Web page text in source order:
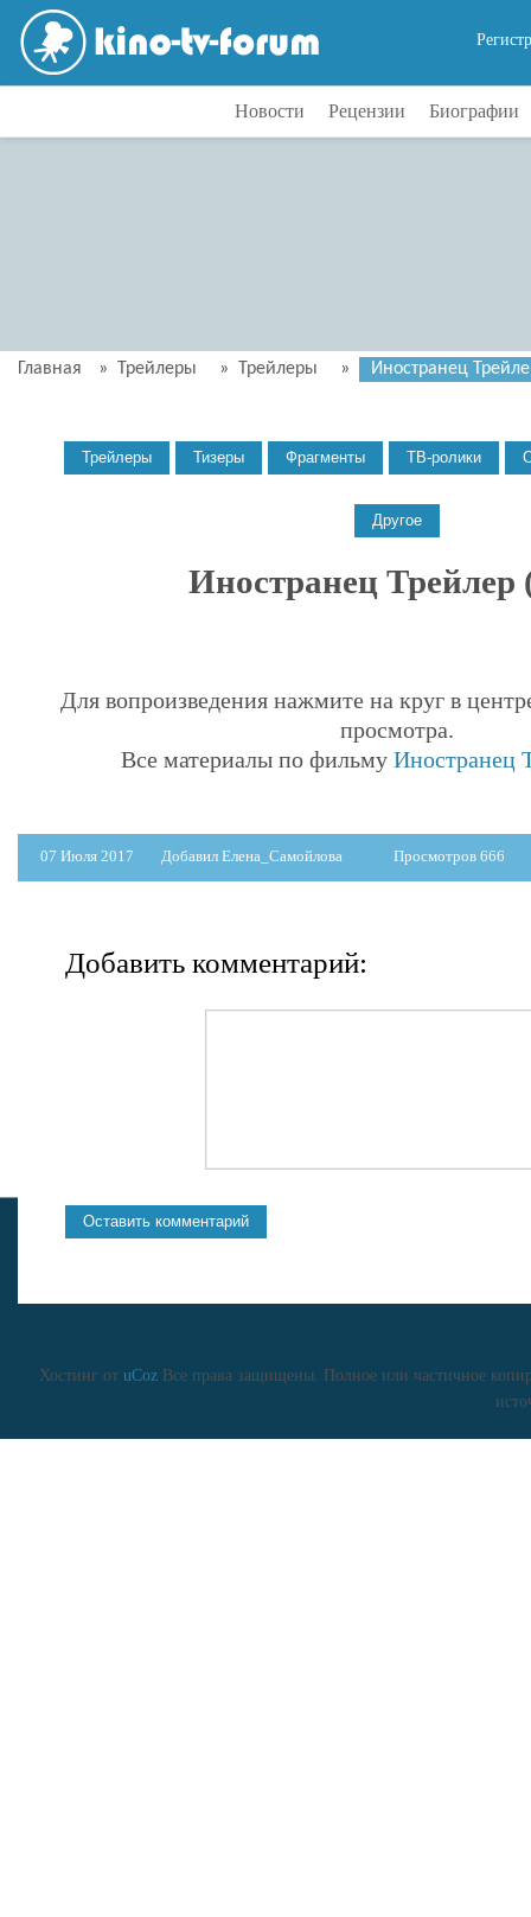
Новости Рецензии Биографии
Главная » Трейлеры » Трейлеры » Иностранец
Иностранец Трейлер
Для вопроизведения нажмите на круг в
просмотра.
Все материалы по фильмуИностранец
07 Июля 2017 Добавил Елена_Самойлова Просмотров 666
Добавить комментарий:
Хостинг от uCozВсе права защищены. Полное или частичное